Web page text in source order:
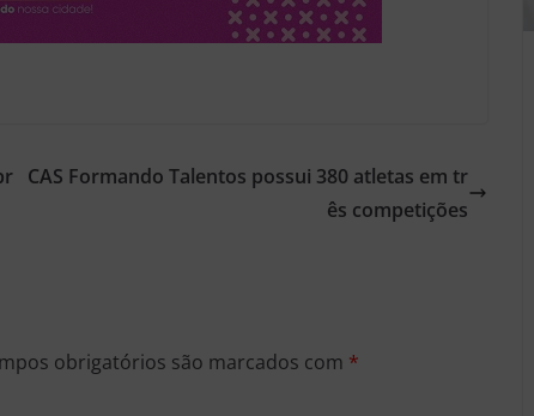
CAS Formando Talentos possui 380 atletas em tr
ês competições
obrigatórios são marcados com *